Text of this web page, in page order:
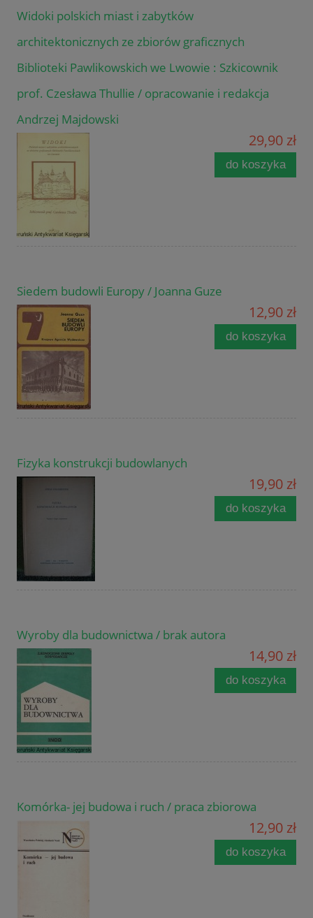
Widoki polskich miast i zabytków
architektonicznych ze zbiorów graficznych
Biblioteki Pawlikowskich we Lwowie : Szkicownik
prof. Czesława Thullie / opracowanie i redakcja
Andrzej Majdowski
29,90 zł
do koszyka
Siedem budowli Europy / Joanna Guze
12,90 zł
do koszyka
Fizyka konstrukcji budowlanych
19,90 zł
do koszyka
Wyroby dla budownictwa / brak autora
14,90 zł
do koszyka
Komórka- jej budowa i ruch / praca zbiorowa
12,90 zł
do koszyka